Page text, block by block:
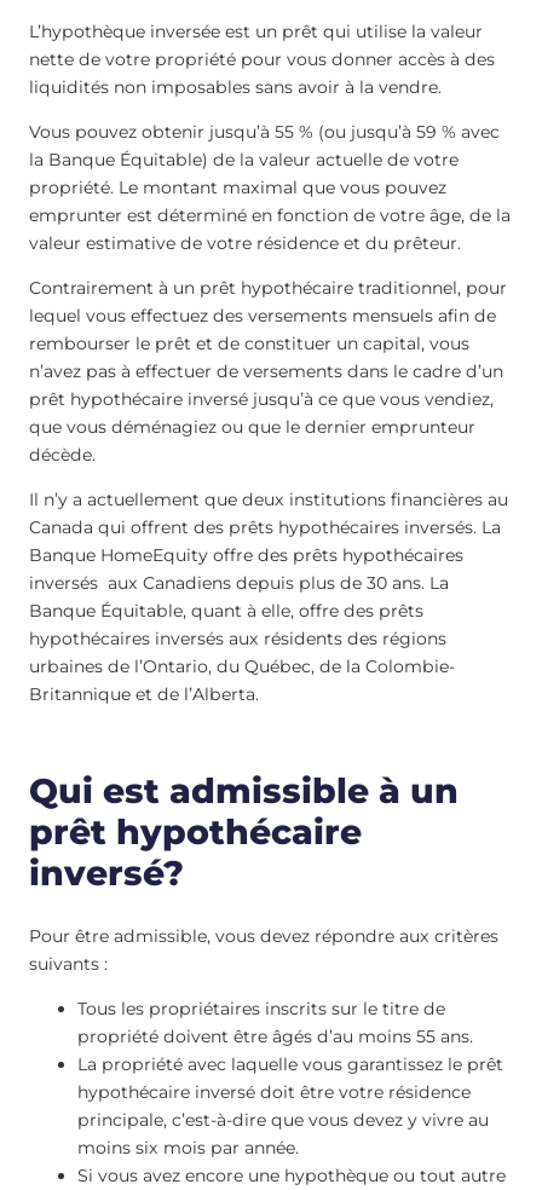
L’hypothèque inversée est un prêt qui utilise la valeur
nette de votre propriété pour vous donner accès à des
liquidités non imposables sans avoir à la vendre.
Vous pouvez obtenir jusqu’à 55 % (ou jusqu’à 59 % avec
la Banque Équitable) de la valeur actuelle de votre
propriété. Le montant maximal que vous pouvez
emprunter est déterminé en fonction de votre âge, de la
valeur estimative de votre résidence et du prêteur.
Contrairement à un prêt hypothécaire traditionnel, pour
lequel vous effectuez des versements mensuels afin de
rembourser le prêt et de constituer un capital, vous
n’avez pas à effectuer de versements dans le cadre d’un
prêt hypothécaire inversé jusqu’à ce que vous vendiez,
que vous déménagiez ou que le dernier emprunteur
décède.
Il n’y a actuellement que deux institutions financières au
Canada qui offrent des prêts hypothécaires inversés. La
Banque HomeEquity offre des prêts hypothécaires
inversés aux Canadiens depuis plus de 30 ans. La
Banque Équitable, quant à elle, offre des prêts
hypothécaires inversés aux résidents des régions
urbaines de l’Ontario, du Québec, de la Colombie-
Britannique et de l’Alberta.
Qui est admissible à un
prêt hypothécaire
inversé?
Pour être admissible, vous devez répondre aux critères
suivants :
Tous les propriétaires inscrits sur le titre de
propriété doivent être âgés d’au moins 55 ans.
La propriété avec laquelle vous garantissez le prêt
hypothécaire inversé doit être votre résidence
principale, c’est-à-dire que vous devez y vivre au
moins six mois par année.
Si vous avez encore une hypothèque ou tout autre